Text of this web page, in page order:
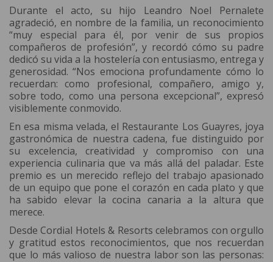
Durante el acto, su hijo Leandro Noel Pernalete
agradeció, en nombre de la familia, un reconocimiento
“muy especial para él, por venir de sus propios
compañeros de profesión”, y recordó cómo su padre
dedicó su vida a la hostelería con entusiasmo, entrega y
generosidad. “Nos emociona profundamente cómo lo
recuerdan: como profesional, compañero, amigo y,
sobre todo, como una persona excepcional”, expresó
visiblemente conmovido.
En esa misma velada, el Restaurante Los Guayres, joya
gastronómica de nuestra cadena, fue distinguido por
su excelencia, creatividad y compromiso con una
experiencia culinaria que va más allá del paladar. Este
premio es un merecido reflejo del trabajo apasionado
de un equipo que pone el corazón en cada plato y que
ha sabido elevar la cocina canaria a la altura que
merece.
Desde Cordial Hotels & Resorts celebramos con orgullo
y gratitud estos reconocimientos, que nos recuerdan
que lo más valioso de nuestra labor son las personas: